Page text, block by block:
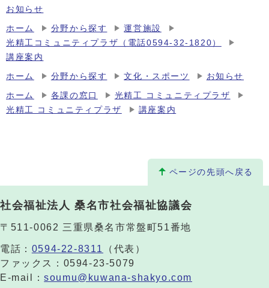
お知らせ
ホーム 分野から探す
運営施設
光精工コミュニティプラザ（電話0594-32-1820）
講座案内
ホーム 分野から探す 文化・スポーツ お知らせ
ホーム 各課の窓口
光精工 コミュニティプラザ
光精工 コミュニティプラザ
講座案内
ページの先頭へ戻る
社会福祉法人 桑名市社会福祉協議会
〒511-0062 三重県桑名市常盤町51番地
電話： 0594-22-8311
（代表）
ファックス：0594-23-5079
E-mail：soumu@kuwana-shakyo.com